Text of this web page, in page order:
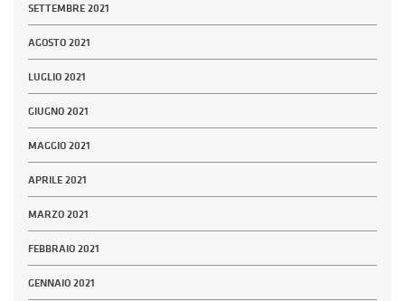
SETTEMBRE 2021
AGOSTO 2021
LUGLIO 2021
GIUGNO 2021
MAGGIO 2021
APRILE 2021
MARZO 2021
FEBBRAIO 2021
GENNAIO 2021